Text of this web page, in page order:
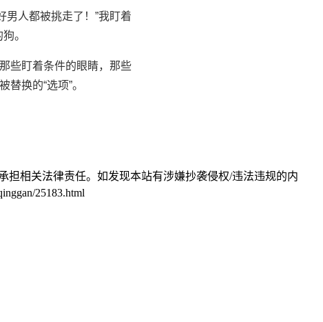
男人都被挑走了！”我盯着
。
些盯着条件的眼睛，那些
换的“选项”。
相关法律责任。如发现本站有涉嫌抄袭侵权/违法违规的内
25183.html